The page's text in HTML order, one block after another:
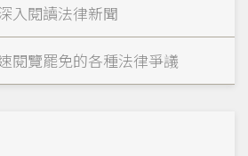
入閱讀法律新聞
閱覽罷免的各種法律爭議